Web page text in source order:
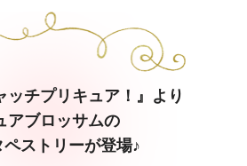
ッチプリキュア！』より
アブロッサムの
ペストリーが登場♪